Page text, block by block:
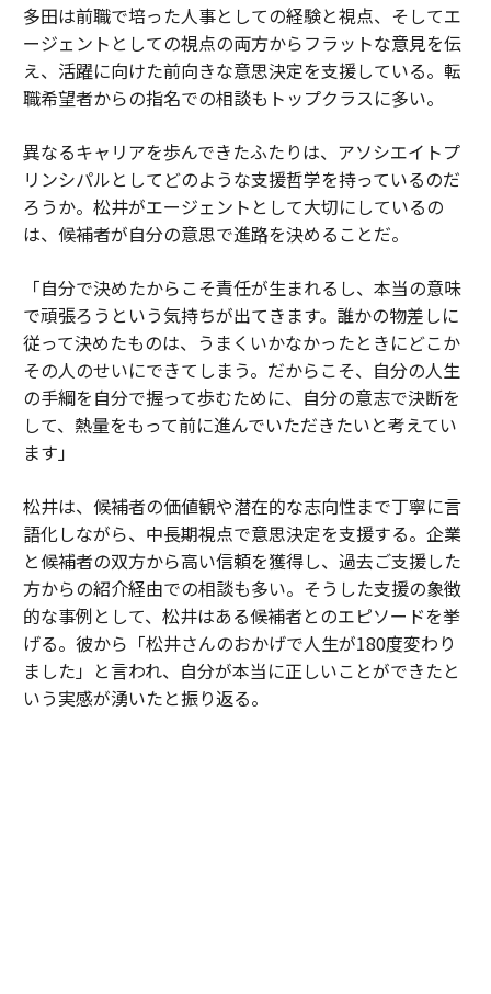
多田は前職で培った人事としての経験と視点、そしてエ
ージェントとしての視点の両方からフラットな意見を伝
え、活躍に向けた前向きな意思決定を支援している。転
職希望者からの指名での相談もトップクラスに多い。
異なるキャリアを歩んできたふたりは、アソシエイトプ
リンシパルとしてどのような支援哲学を持っているのだ
ろうか。松井がエージェントとして大切にしているの
は、候補者が自分の意思で進路を決めることだ。
「自分で決めたからこそ責任が生まれるし、本当の意味
で頑張ろうという気持ちが出てきます。誰かの物差しに
従って決めたものは、うまくいかなかったときにどこか
その人のせいにできてしまう。だからこそ、自分の人生
の手綱を自分で握って歩むために、自分の意志で決断を
して、熱量をもって前に進んでいただきたいと考えてい
ます」
松井は、候補者の価値観や潜在的な志向性まで丁寧に言
語化しながら、中長期視点で意思決定を支援する。企業
と候補者の双方から高い信頼を獲得し、過去ご支援した
方からの紹介経由での相談も多い。そうした支援の象徴
的な事例として、松井はある候補者とのエピソードを挙
げる。彼から「松井さんのおかげで人生が180度変わり
ました」と言われ、自分が本当に正しいことができたと
いう実感が湧いたと振り返る。